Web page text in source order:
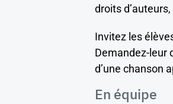
droits
Invitez les
Demandez-leur
d’une chanson
En équipe